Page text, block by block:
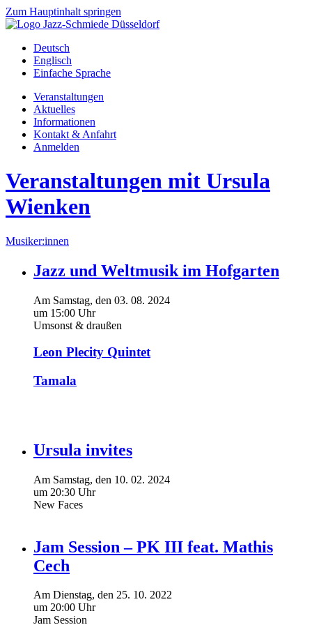
Zum Hauptinhalt springen
Deutsch
Englisch
Einfache Sprache
Veranstaltungen
Aktuelles
Informationen
Kontakt & Anfahrt
Anmelden
Veranstaltungen mit Ursula
Wienken
Musiker:innen
Jazz und Weltmusik im Hofgarten
Am Samstag, den 03. 08. 2024
um 15:00 Uhr
Umsonst & draußen
Leon Plecity Quintet
Tamala
Ursula invites
Am Samstag, den 10. 02. 2024
um 20:30 Uhr
New Faces
Jam Session – PK III feat. Mathis
Cech
Am Dienstag, den 25. 10. 2022
um 20:00 Uhr
Jam Session